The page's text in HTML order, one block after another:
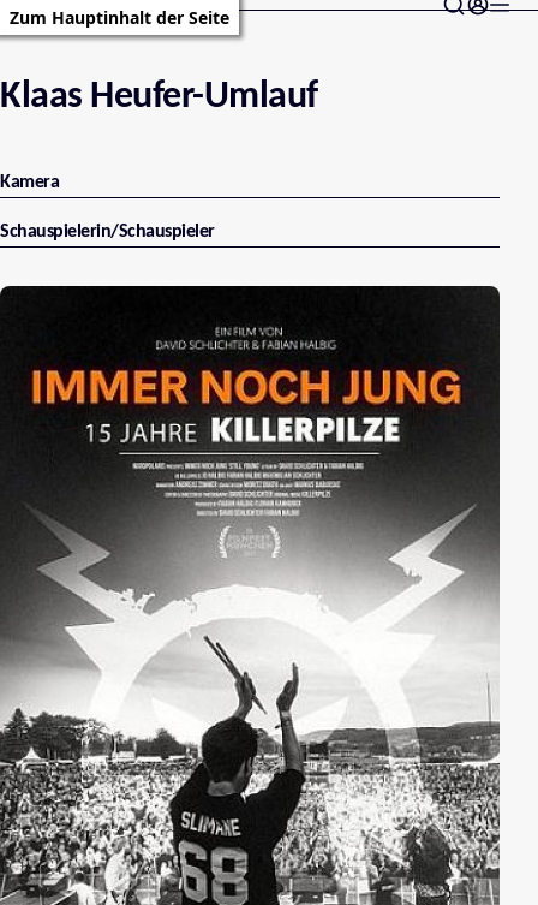
Zum Hauptinhalt der Seite
Klaas Heufer-Umlauf
Kamera
Schauspielerin/Schauspieler